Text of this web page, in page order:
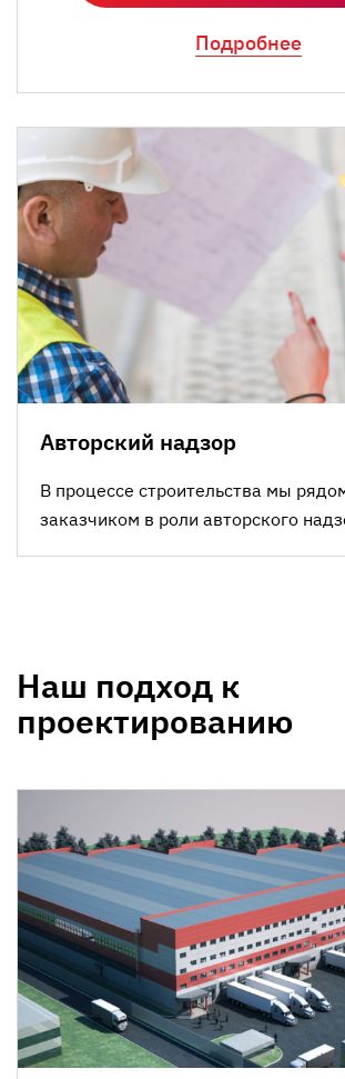
Подробнее
Авторский надзор
В процессе строительства мы
заказчиком в роли авторского
Наш подход к
проектированию